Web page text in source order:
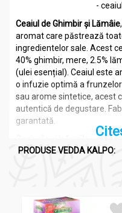
-
Ceaiul de Ghimbir și Lămâie
aromat care păstrează
ingredientelor sale. Acest
40% ghimbir, mere, 2.5%
(ulei esențial). Ceaiul este
o infuzie optimă a
sau arome sintetice, acest
autentică de degustare.
garantată.
sunt
frunzelor, fructelor sau
au fost utilizate atât
pozitive ale ceaiurilor și
PRODUSE VEDDA KALPO: